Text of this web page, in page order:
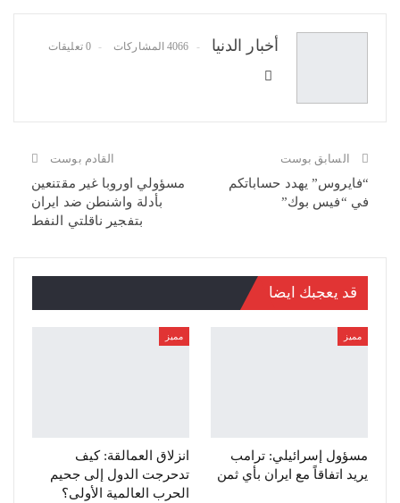
أخبار الدنيا 4066 المشاركات 0 تعليقات
السابق بوست
“فايروس” يهدد حساباتكم
في “فيس بوك”
القادم بوست
مسؤولي اوروبا غير مقتنعين
بأدلة واشنطن ضد ايران
بتفجير ناقلتي النفط
قد يعجبك ايضا
مميز
مسؤول إسرائيلي: ترامب
يريد اتفاقاً مع ايران بأي ثمن
مميز
انزلاق العمالقة: كيف
تدحرجت الدول إلى جحيم
الحرب العالمية الأولى؟